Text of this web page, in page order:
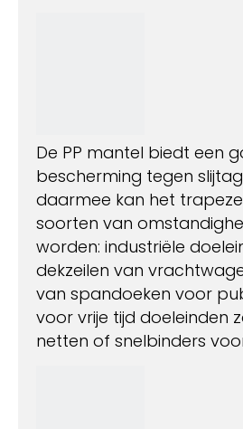
De PP mantel biedt een
bescherming tegen
daarmee kan het
soorten van
worden: industriële
dekzeilen van
van spandoeken voor
voor vrije tijd doeleinden
netten of snelbinders